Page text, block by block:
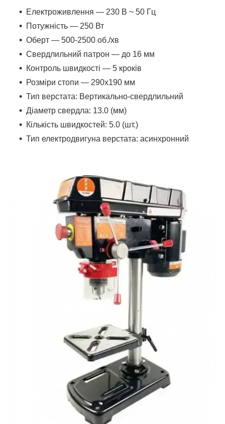
Електроживлення — 230 В ~ 50 Гц
Потужність — 250 Вт
Оберт — 500-2500 об./хв
Свердлильний патрон — до 16 мм
Контроль швидкості — 5 кроків
Розміри стопи — 290х190 мм
Тип верстата: Вертикально-свердлильний
Діаметр свердла: 13.0 (мм)
Кількість швидкостей: 5.0 (шт.)
Тип електродвигуна верстата: асинхронний